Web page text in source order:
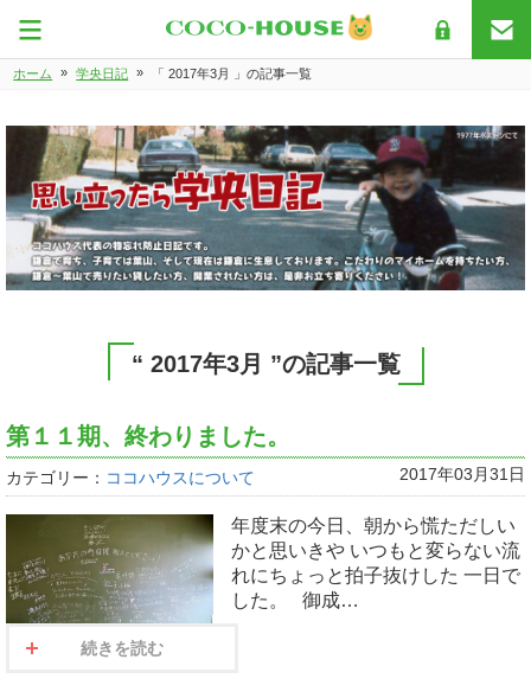
ホーム » 学央日記 » 「 2017年3月 」の記事一覧
“ 2017年3月 ”の記事一覧
第１１期、終わりました。
カテゴリー： ココハウスについて 2017年03月31日
年度末の今日、朝から慌ただしい
かと思いきや いつもと変らない流
れにちょっと拍子抜けした 一日で
した。 御成…
続きを読む